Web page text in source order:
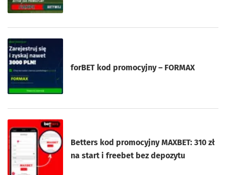
forBET kod promocyjny – FORMAX
Betters kod promocyjny MAXBET: 310 zł
na start i freebet bez depozytu